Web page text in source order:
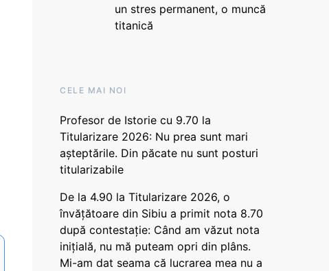
un stres permanent, o muncă
titanică
CELE MAI NOI
Profesor de Istorie cu 9.70 la
Titularizare 2026: Nu prea sunt mari
așteptările. Din păcate nu sunt posturi
titularizabile
De la 4.90 la Titularizare 2026, o
învățătoare din Sibiu a primit nota 8.70
după contestație: Când am văzut nota
inițială, nu mă puteam opri din plâns.
Mi-am dat seama că lucrarea mea nu a